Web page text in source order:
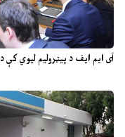
آی ایم ایف د پیټرولیم لیوي کې د ۱۸ سلنې زیاتوالي او نوو مالیو سپارښتنه کړې